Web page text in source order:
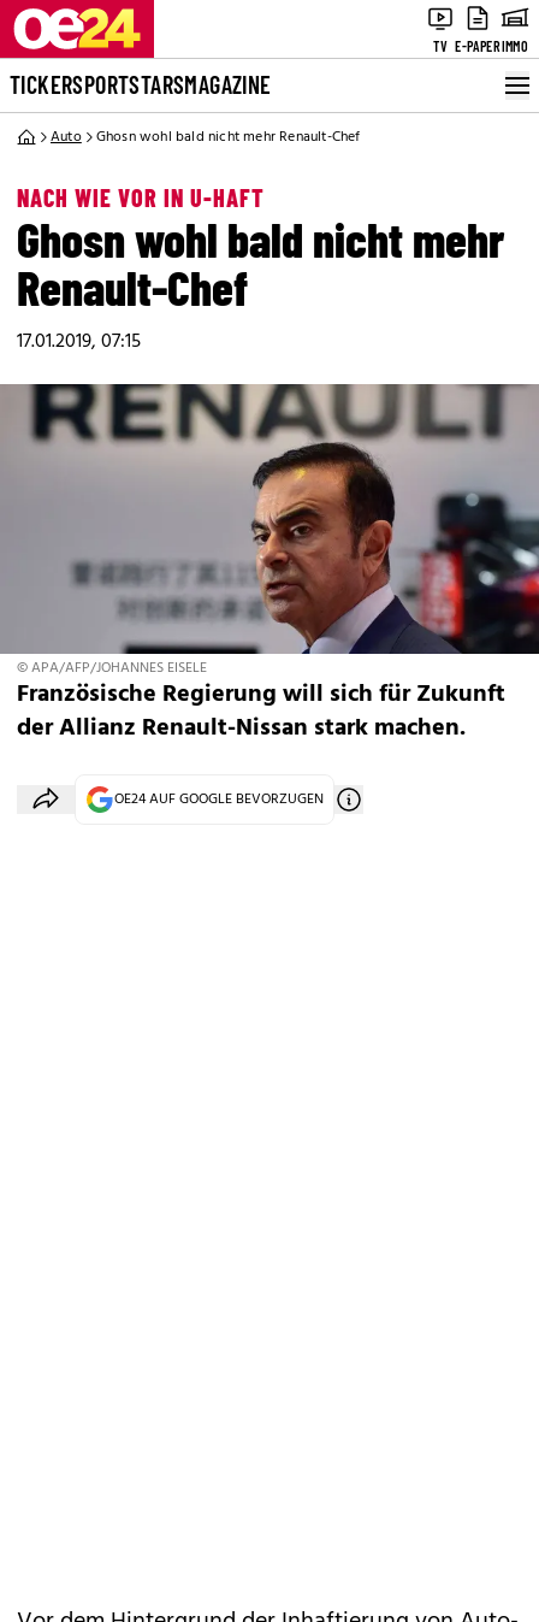
TV E-PAPERIMMO
TICKERSPORTSTARSMAGAZINE
Auto Ghosn wohl bald nicht mehr Renault-Chef
NACH WIE VOR IN U-HAFT
Ghosn wohl bald nicht mehr
Renault-Chef
17.01.2019, 07:15
© APA/AFP/JOHANNES EISELE
Französische Regierung will sich für Zukunft
der Allianz Renault-Nissan stark machen.
OE24 AUF GOOGLE BEVORZUGEN